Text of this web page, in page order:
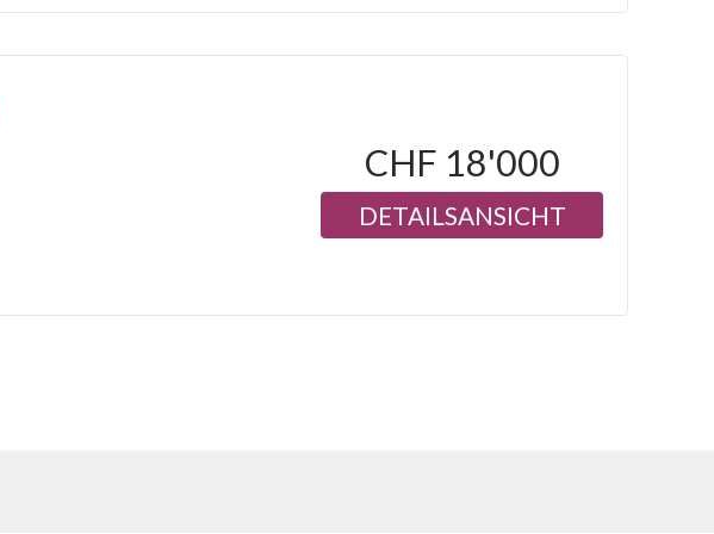
CHF 18'000
DETAILSANSICHT